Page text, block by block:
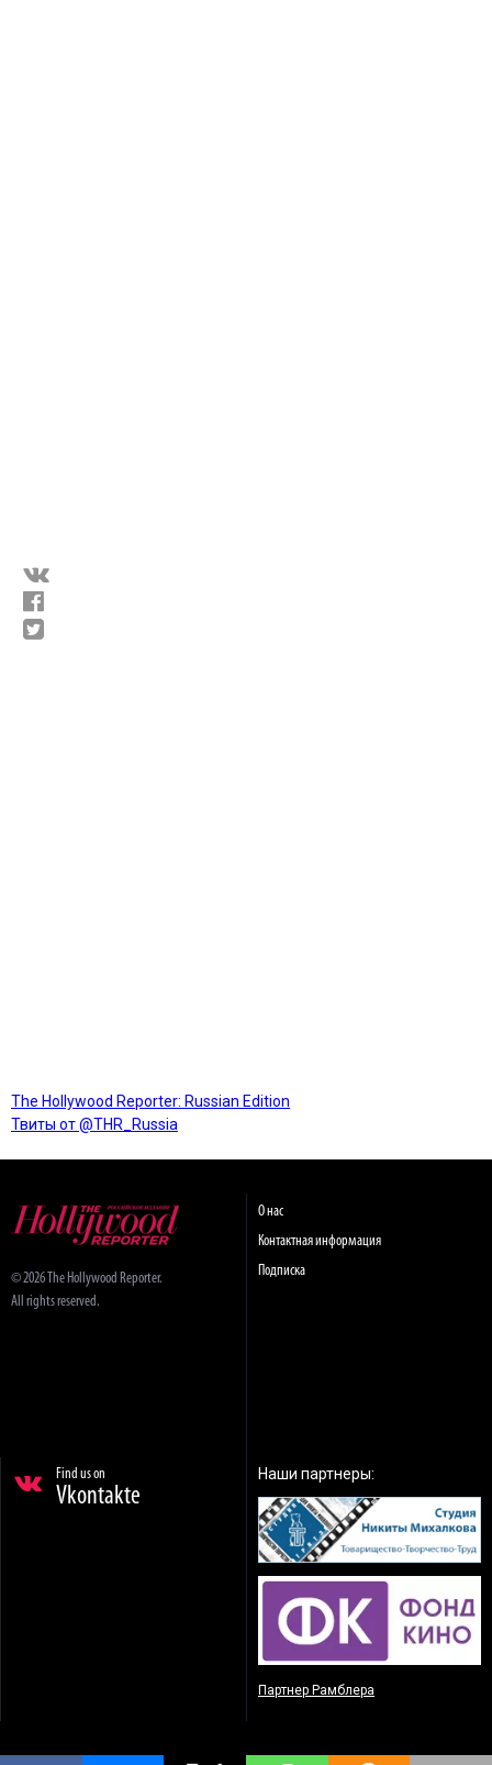
The Hollywood Reporter: Russian Edition
Твиты от @THR_Russia
© 2026 The Hollywood Reporter.
All rights reserved.
О нас
Контактная информация
Подписка
Find us on
Vkontakte
Наши партнеры:
Партнер Рамблера